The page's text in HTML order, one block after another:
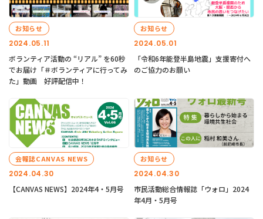
2024.05.11
お知らせ
ボランティア活動の “リアル” を60秒
でお届け「＃ボランティアに行ってみ
た」動画 好評配信中！
2024.05.01
お知らせ
「令和6年能登半島地震」支援寄付へ
のご協力のお願い
2024.04.30
会報誌CANVAS NEWS
【CANVAS NEWS】2024年4・5月号
2024.04.30
お知らせ
市民活動総合情報誌「ウォロ」2024
年4月・5月号